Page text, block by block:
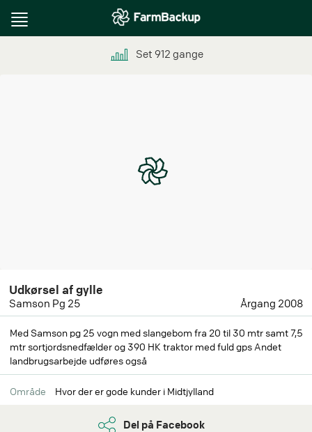
Toggle
Set 912 gange
Udkørsel af gylle
Samson Pg 25 Årgang 2008
Med Samson pg 25 vogn med slangebom fra 20 til 30 mtr samt 7,5
mtr sortjordsnedfælder og 390 HK traktor med fuld gps Andet
landbrugsarbejde udføres også
Område Hvor der er gode kunder i Midtjylland
Del på Facebook